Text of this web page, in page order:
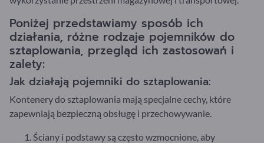
Poniżej przedstawiamy sposób ich
działania, różne rodzaje pojemników do
sztaplowania, przegląd ich zastosowań i
zalety:
Jak działają pojemniki do sztaplowania:
Kontenery do sztaplowania mają specjalne cechy, które
zapewniają bezpieczną obsługę i przechowywanie.
Ściany i podstawy są często wzmocnione, aby